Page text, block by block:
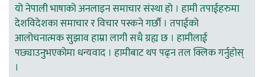
यो नेपाली भाषाको अनलाइन समाचार संस्था हो । हामी तपाईहरुमा
देशविदेशका समाचार र विचार पस्कने गर्छौ । तपाईको
आलोचनात्मक सुझाव हाम्रा लागी सधै ग्रह्य छ । हामीलाई
पछ्याउनुभएकोमा धन्यवाद । हामीबाट थप पढ्न तल क्लिक गर्नुहोस्
।